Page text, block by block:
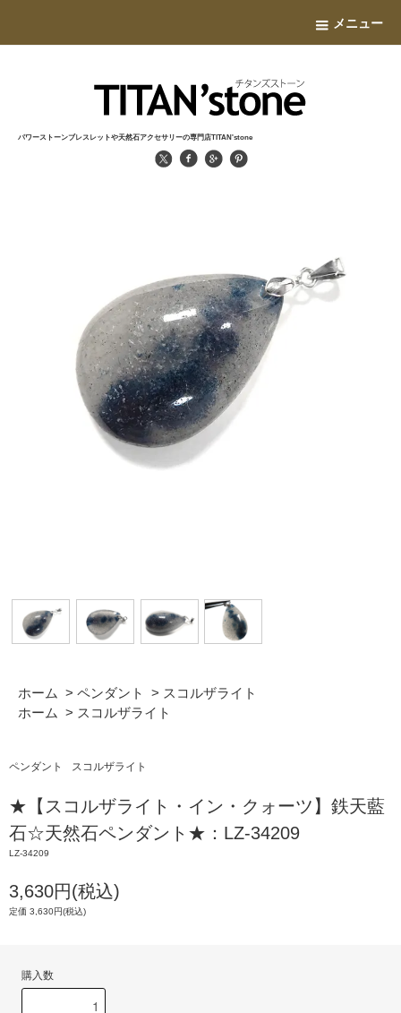
メニュー
パワーストーンブレスレットや天然石アクセサリーの専門店TITAN'stone
ホーム > ペンダント > スコルザライト
ホーム > スコルザライト
ペンダント スコルザライト
★【スコルザライト・イン・クォーツ】鉄天藍
石☆天然石ペンダント★：LZ-34209
LZ-34209
3,630円(税込)
定価 3,630円(税込)
購入数